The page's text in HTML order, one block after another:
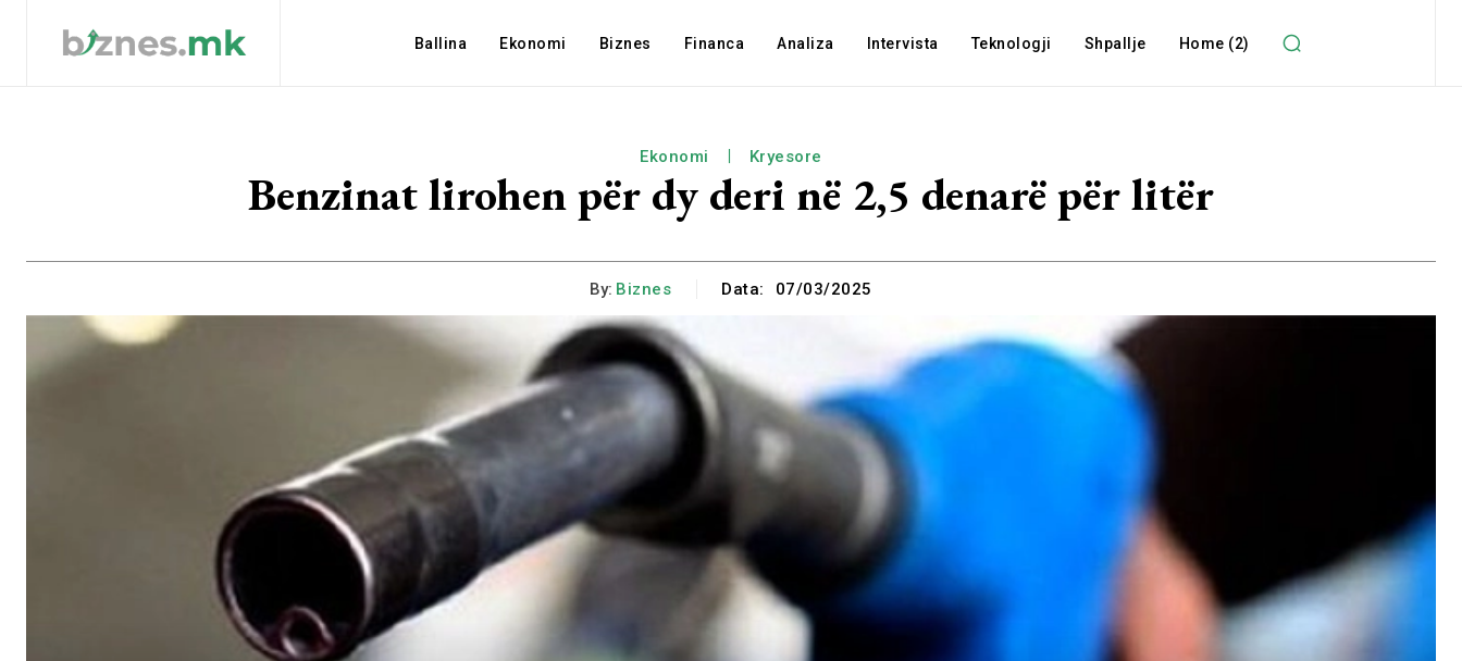
Ballina Ekonomi Biznes Financa Analiza Intervista Teknologji Shpallje Home (2)
Ekonomi Kryesore
Benzinat lirohen për dy deri në 2,5 denarë për litër
By: Biznes Data: 07/03/2025